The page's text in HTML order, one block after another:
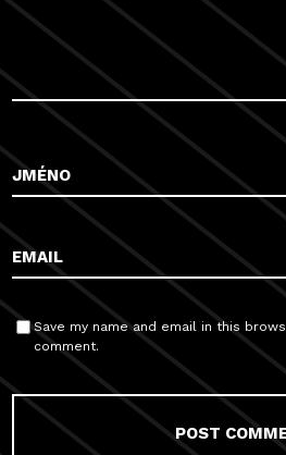
Save my name and email in this
comment.